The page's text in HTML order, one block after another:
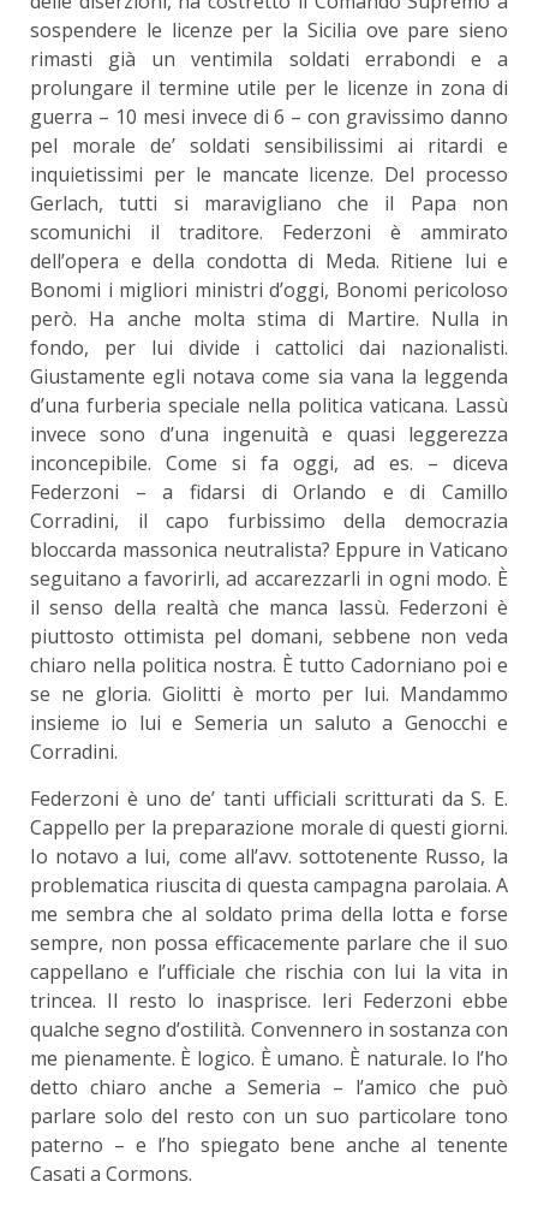
sospendere le licenze per la Sicilia ove pare sieno
rimasti già un ventimila soldati errabondi e a
prolungare il termine utile per le licenze in zona di
guerra – 10 mesi invece di 6 – con gravissimo danno
pel morale de’ soldati sensibilissimi ai ritardi e
inquietissimi per le mancate licenze. Del processo
Gerlach, tutti si maravigliano che il Papa non
scomunichi il traditore. Federzoni è ammirato
dell’opera e della condotta di Meda. Ritiene lui e
Bonomi i migliori ministri d’oggi, Bonomi pericoloso
però. Ha anche molta stima di Martire. Nulla in
fondo, per lui divide i cattolici dai nazionalisti.
Giustamente egli notava come sia vana la leggenda
d’una furberia speciale nella politica vaticana. Lassù
invece sono d’una ingenuità e quasi leggerezza
inconcepibile. Come si fa oggi, ad es. – diceva
Federzoni – a fidarsi di Orlando e di Camillo
Corradini, il capo furbissimo della democrazia
bloccarda massonica neutralista? Eppure in Vaticano
seguitano a favorirli, ad accarezzarli in ogni modo. È
il senso della realtà che manca lassù. Federzoni è
piuttosto ottimista pel domani, sebbene non veda
chiaro nella politica nostra. È tutto Cadorniano poi e
se ne gloria. Giolitti è morto per lui. Mandammo
insieme io lui e Semeria un saluto a Genocchi e
Corradini.
Federzoni è uno de’ tanti ufficiali scritturati da S. E.
Cappello per la preparazione morale di questi giorni.
Io notavo a lui, come all’avv. sottotenente Russo, la
problematica riuscita di questa campagna parolaia. A
me sembra che al soldato prima della lotta e forse
sempre, non possa efficacemente parlare che il suo
cappellano e l’ufficiale che rischia con lui la vita in
trincea. Il resto lo inasprisce. Ieri Federzoni ebbe
qualche segno d’ostilità. Convennero in sostanza con
me pienamente. È logico. È umano. È naturale. Io l’ho
detto chiaro anche a Semeria – l’amico che può
parlare solo del resto con un suo particolare tono
paterno – e l’ho spiegato bene anche al tenente
Casati a Cormons.